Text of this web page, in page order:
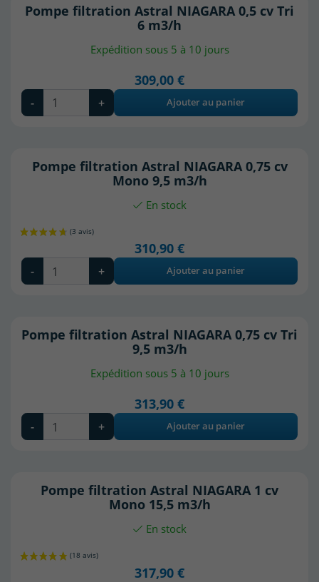
Pompe filtration Astral NIAGARA 0,5 cv Tri
6 m3/h
Expédition sous 5 à 10 jours
309,00 €
- + Ajouter au panier
Pompe filtration Astral NIAGARA 0,75 cv
Mono 9,5 m3/h
En stock
310,90 €
- + Ajouter au panier
Pompe filtration Astral NIAGARA 0,75 cv Tri
9,5 m3/h
Expédition sous 5 à 10 jours
313,90 €
- + Ajouter au panier
Pompe filtration Astral NIAGARA 1 cv
Mono 15,5 m3/h
En stock
317,90 €